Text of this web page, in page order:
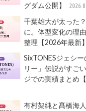
グダム公開】
千葉雄大が太った
に。体型変化の理
整理【2026年最新】
SixTONESジェシ
リー」伝説がすご
ジでの実績まとめ
有村架純と髙橋海